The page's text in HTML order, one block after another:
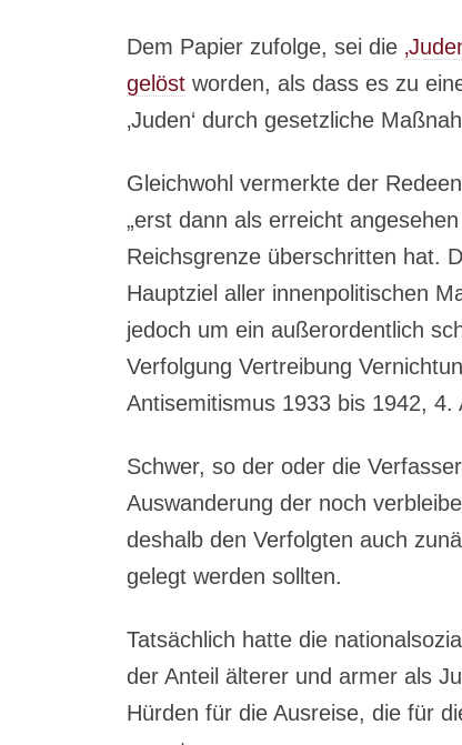
Dem Papier zufolge, sei die
gelöst worden, als dass es zu
‚Juden‘ durch gesetzliche
Gleichwohl vermerkte der
„erst dann als erreicht
Reichsgrenze überschritten hat.
Hauptziel aller innenpolitischen
jedoch um ein außerordentlich
Verfolgung Vertreibung
Antisemitismus 1933 bis 1942,
Schwer, so der oder die
Auswanderung der noch
deshalb den Verfolgten auch
gelegt werden sollten.
Tatsächlich hatte die
der Anteil älterer und armer als
Hürden für die Ausreise, die für